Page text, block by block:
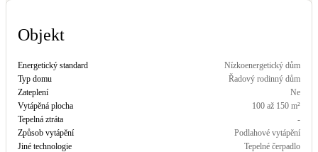
Rekuperace tepla odpadní vody
Objekt
Energetický standard
Nízkoenergetický dům
Typ domu
Řadový rodinný dům
Zateplení
Ne
Vytápěná plocha
100 až 150 m²
Tepelná ztráta
-
Způsob vytápění
Podlahové vytápění
Jiné technologie
Tepelné čerpadlo